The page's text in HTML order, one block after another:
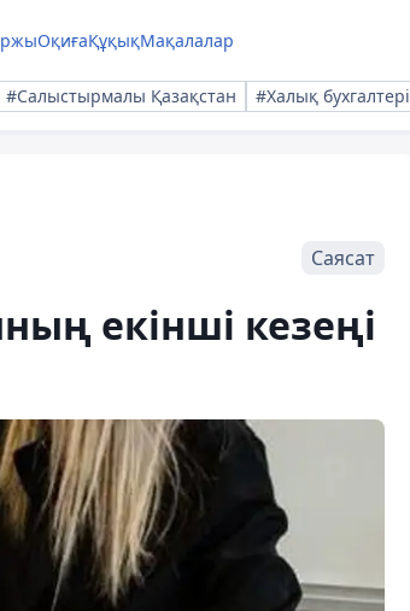
ОқиғаҚұқықМақалалар
#Салыстырмалы Қазақстан #Халық бухгалтері
Саясат
екінші кезеңі